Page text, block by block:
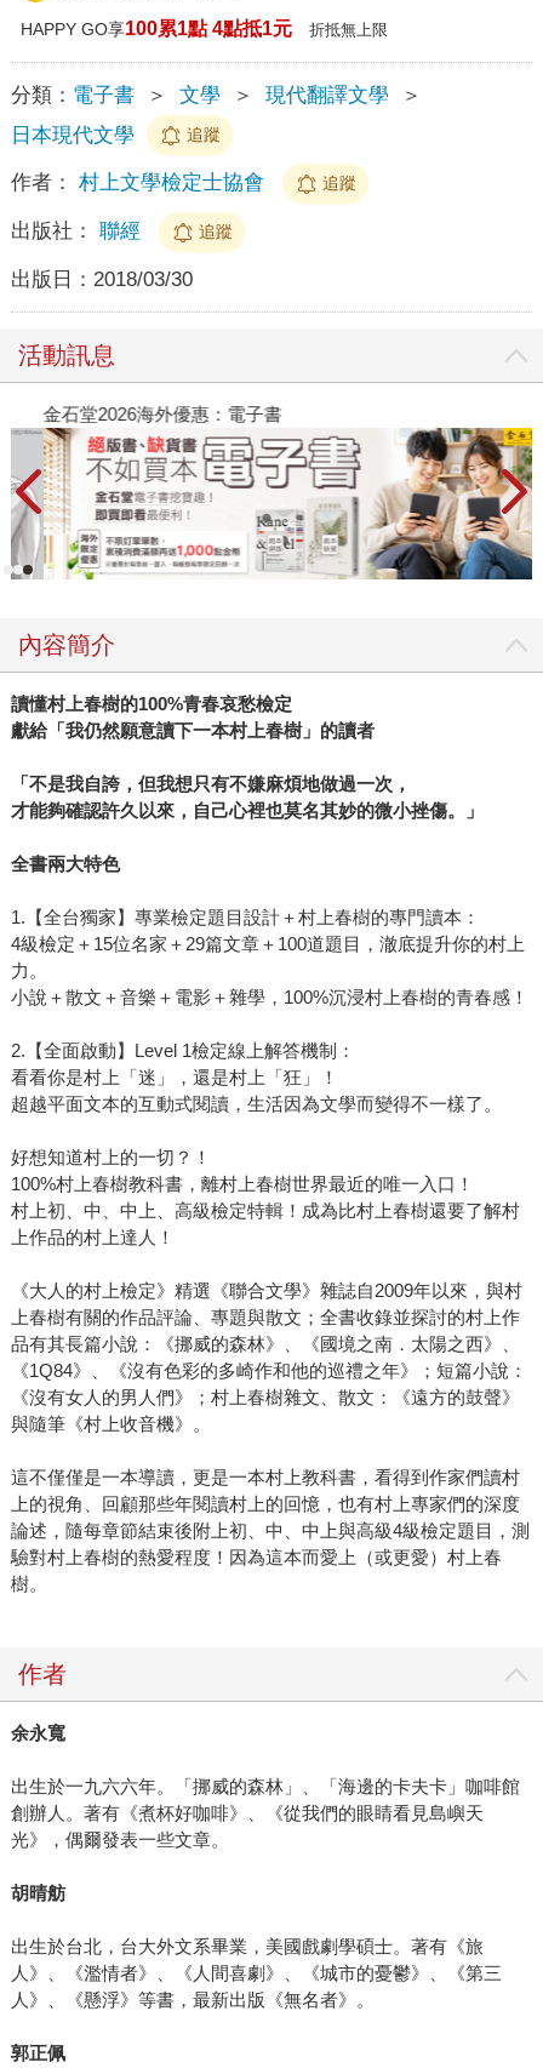
HAPPY GO享100累1點 4點抵1元 折抵無上限
分類： 電子書 ＞ 文學 ＞ 現代翻譯文學
＞
日本現代文學
追蹤
作者： 村上文學檢定士協會 追蹤
出版社： 聯經 追蹤
出版日： 2018/03/30
活動訊息
金石堂2026海外優惠：電子書
內容簡介
讀懂村上春樹的100%青春哀愁檢定
獻給「我仍然願意讀下一本村上春樹」的讀者
「不是我自誇，但我想只有不嫌麻煩地做過一次，
才能夠確認許久以來，自己心裡也莫名其妙的微小挫傷。」
全書兩大特色
1.【全台獨家】專業檢定題目設計＋村上春樹的專門讀本：
4級檢定＋15位名家＋29篇文章＋100道題目，澈底提升你的村上
力。
小說＋散文＋音樂＋電影＋雜學，100%沉浸村上春樹的青春感！
2.【全面啟動】Level 1檢定線上解答機制：
看看你是村上「迷」，還是村上「狂」！
超越平面文本的互動式閱讀，生活因為文學而變得不一樣了。
好想知道村上的一切？！
100%村上春樹教科書，離村上春樹世界最近的唯一入口！
村上初、中、中上、高級檢定特輯！成為比村上春樹還要了解村
上作品的村上達人！
《大人的村上檢定》精選《聯合文學》雜誌自2009年以來，與村
上春樹有關的作品評論、專題與散文；全書收錄並探討的村上作
品有其長篇小說：《挪威的森林》、《國境之南．太陽之西》、
《1Q84》、《沒有色彩的多崎作和他的巡禮之年》；短篇小說：
《沒有女人的男人們》；村上春樹雜文、散文：《遠方的鼓聲》
與隨筆《村上收音機》。
這不僅僅是一本導讀，更是一本村上教科書，看得到作家們讀村
上的視角、回顧那些年閱讀村上的回憶，也有村上專家們的深度
論述，隨每章節結束後附上初、中、中上與高級4級檢定題目，測
驗對村上春樹的熱愛程度！因為這本而愛上（或更愛）村上春
樹。
作者
余永寬
出生於一九六六年。「挪威的森林」、「海邊的卡夫卡」咖啡館
創辦人。著有《煮杯好咖啡》、《從我們的眼睛看見島嶼天
光》，偶爾發表一些文章。
胡晴舫
出生於台北，台大外文系畢業，美國戲劇學碩士。著有《旅
人》、《濫情者》、《人間喜劇》、《城市的憂鬱》、《第三
人》、《懸浮》等書，最新出版《無名者》。
郭正佩